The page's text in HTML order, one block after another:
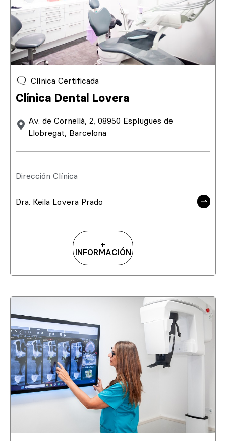
Clínica Certificada
Clínica Dental Lovera
Av. de Cornellà, 2, 08950 Esplugues de
Llobregat, Barcelona
Dirección Clínica
Dra. Keila Lovera Prado
+
INFORMACIÓN